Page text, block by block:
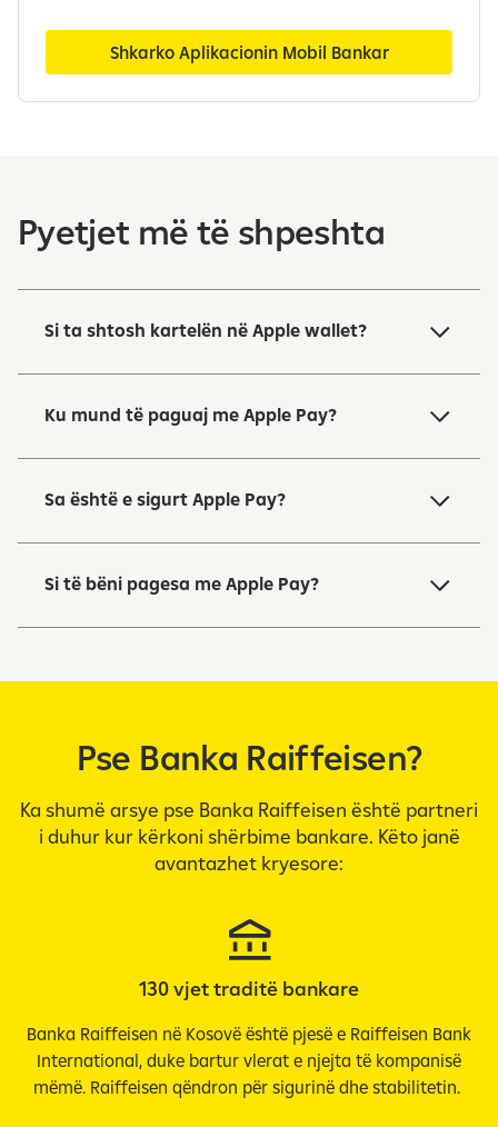
Shkarko Aplikacionin Mobil Bankar
Pyetjet më të shpeshta
Si ta shtosh kartelën në Apple wallet?
Ku mund të paguaj me Apple Pay?
Sa është e sigurt Apple Pay?
Si të bëni pagesa me Apple Pay?
Pse Banka Raiffeisen?
Ka shumë arsye pse Banka Raiffeisen është partneri
i duhur kur kërkoni shërbime bankare. Këto janë
avantazhet kryesore:
130 vjet traditë bankare
Banka Raiffeisen në Kosovë është pjesë e Raiffeisen Bank
International, duke bartur vlerat e njejta të kompanisë
mëmë. Raiffeisen qëndron për sigurinë dhe stabilitetin.